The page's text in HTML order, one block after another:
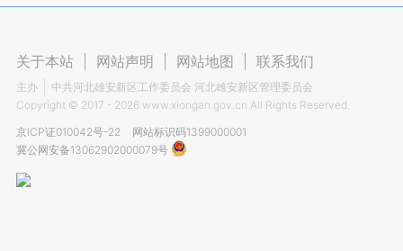
关于本站 网站声明 网站地图 联系我们
主办
中共河北雄安新区工作委员会 河北雄安新区管理委员会
Copyright © 2017 - 2026 www.xiongan.gov.cn All Rights Reserved.
京ICP证010042号-22
网站标识码1399000001
冀公网安备13062902000079号